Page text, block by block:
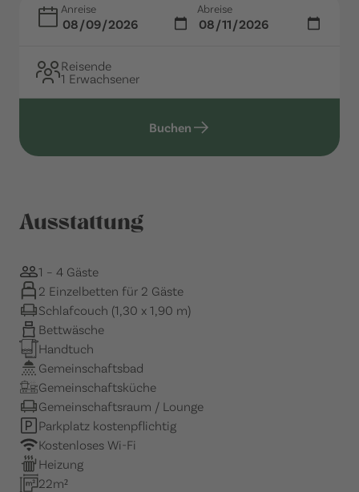
Anreise Abreise
Reisende
1 Erwachsener
Buchen
Ausstattung
1 – 4 Gäste
2 Einzelbetten für 2 Gäste
Schlafcouch (1,30 x 1,90 m)
Bettwäsche
Handtuch
Gemeinschaftsbad
Gemeinschaftsküche
Gemeinschaftsraum / Lounge
Parkplatz kostenpflichtig
Kostenloses Wi-Fi
Heizung
22m²